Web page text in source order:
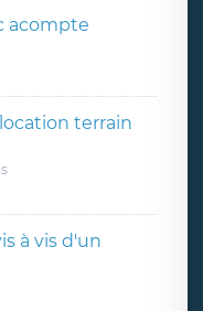
acompte
terrain
à vis d'un